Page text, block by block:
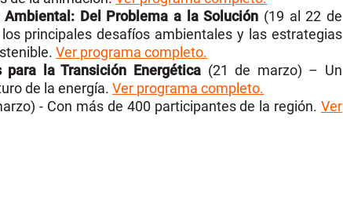
Del Problema a la Solución (19 al 22 de
principales desafíos ambientales y las estrategias
Ver programa completo.
la Transición Energética(21 de marzo) – Un
de la energía.Ver programa completo.
- Con más de 400 participantes de la región. Ver